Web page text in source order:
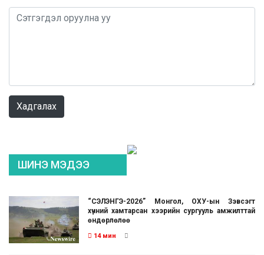
Хадгалах
ШИНЭ МЭДЭЭ
“СЭЛЭНГЭ-2026” Монгол, ОХУ-ын Зэвсэгт
хүчний хамтарсан хээрийн сургууль амжилттай
өндөрлөлөө
14 мин